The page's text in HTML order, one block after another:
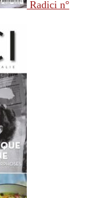
Radici n°